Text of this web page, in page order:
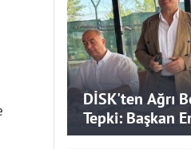
DİSK'ten Ağrı
Tepki: Başkan
İddialar